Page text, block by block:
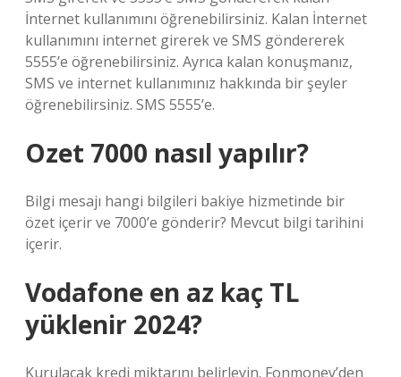
İnternet kullanımını öğrenebilirsiniz. Kalan İnternet
kullanımını internet girerek ve SMS göndererek
5555’e öğrenebilirsiniz. Ayrıca kalan konuşmanız,
SMS ve internet kullanımınız hakkında bir şeyler
öğrenebilirsiniz. SMS 5555’e.
Ozet 7000 nasıl yapılır?
Bilgi mesajı hangi bilgileri bakiye hizmetinde bir
özet içerir ve 7000’e gönderir? Mevcut bilgi tarihini
içerir.
Vodafone en az kaç TL
yüklenir 2024?
Kurulacak kredi miktarını belirleyin. Fonmoney’den